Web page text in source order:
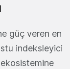
güç veren en
indeksleyici